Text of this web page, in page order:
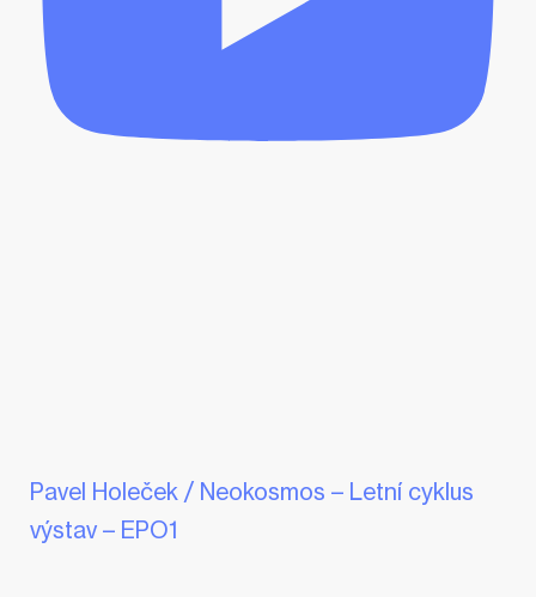
Pavel Holeček / Neokosmos – Letní cyklus
výstav – EPO1